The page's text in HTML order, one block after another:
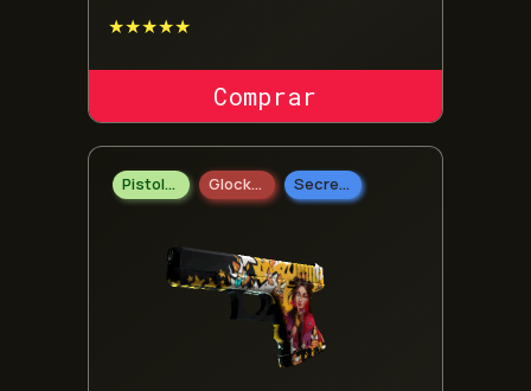
★★★★★
COMPRAR SKIN
Pistolas Glock-18 Secreto